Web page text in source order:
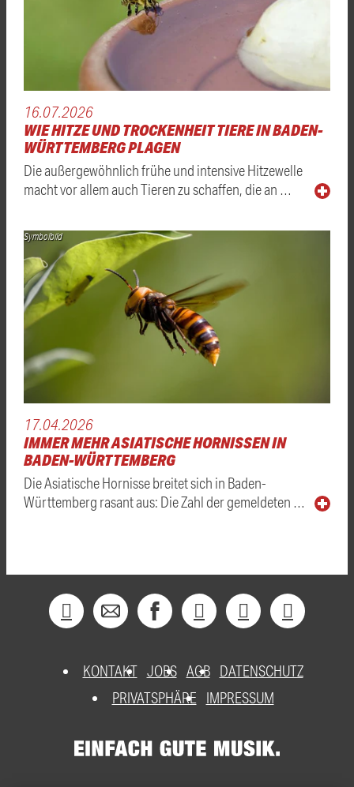
16.07.2026
WIE HITZE UND TROCKENHEIT TIERE IN BADEN-
WÜRTTEMBERG PLAGEN
Die außergewöhnlich frühe und intensive Hitzewelle
macht vor allem auch Tieren zu schaffen, die an …
Symbolbild
17.04.2026
IMMER MEHR ASIATISCHE HORNISSEN IN
BADEN-WÜRTTEMBERG
Die Asiatische Hornisse breitet sich in Baden-
Württemberg rasant aus: Die Zahl der gemeldeten …
KONTAKT JOBS AGB DATENSCHUTZ
PRIVATSPHÄRE
IMPRESSUM